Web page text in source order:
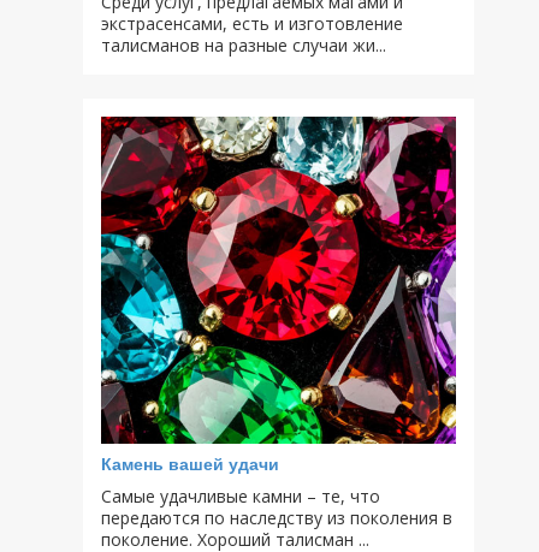
экстрасенсами, есть и изготовление
талисманов на разные случаи жи...
Камень вашей удачи
Самые удачливые камни – те, что
передаются по наследству из поколения в
поколение. Хороший талисман ...